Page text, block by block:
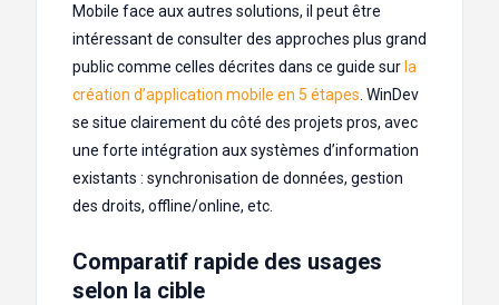
Mobile face aux autres solutions, il peut être
intéressant de consulter des approches plus grand
public comme celles décrites dans ce guide sur la
création d’application mobile en 5 étapes . WinDev
se situe clairement du côté des projets pros, avec
une forte intégration aux systèmes d’information
existants : synchronisation de données, gestion
des droits, offline/online, etc.
Comparatif rapide des usages
selon la cible